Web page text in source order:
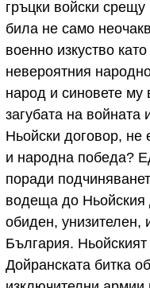
гръцки войски
била не само
военно изкуство
невероятния
народ и синовете му
загубата на
Ньойски договор, не
и народна победа?
поради
водеща до Ньойския
обиден, унизителен,
България.
Дойранската битка